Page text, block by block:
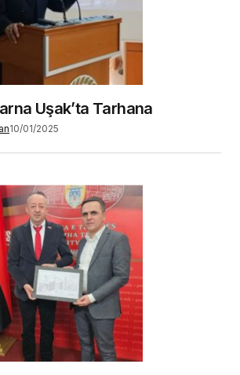
Uşak’ta Tarhana
10/01/2025